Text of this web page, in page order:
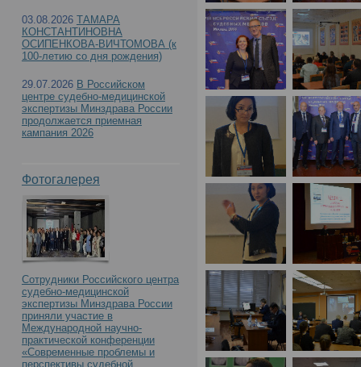
03.08.2026 ТАМАРА
КОНСТАНТИНОВНА
ОСИПЕНКОВА-ВИЧТОМОВА (к
100-летию со дня рождения)
29.07.2026 В Российском
центре судебно-медицинской
экспертизы Минздрава России
продолжается приемная
кампания 2026
Фотогалерея
Сотрудники Российского центра
судебно-медицинской
экспертизы Минздрава России
приняли участие в
Международной научно-
практической конференции
«Современные проблемы и
перспективы судебной